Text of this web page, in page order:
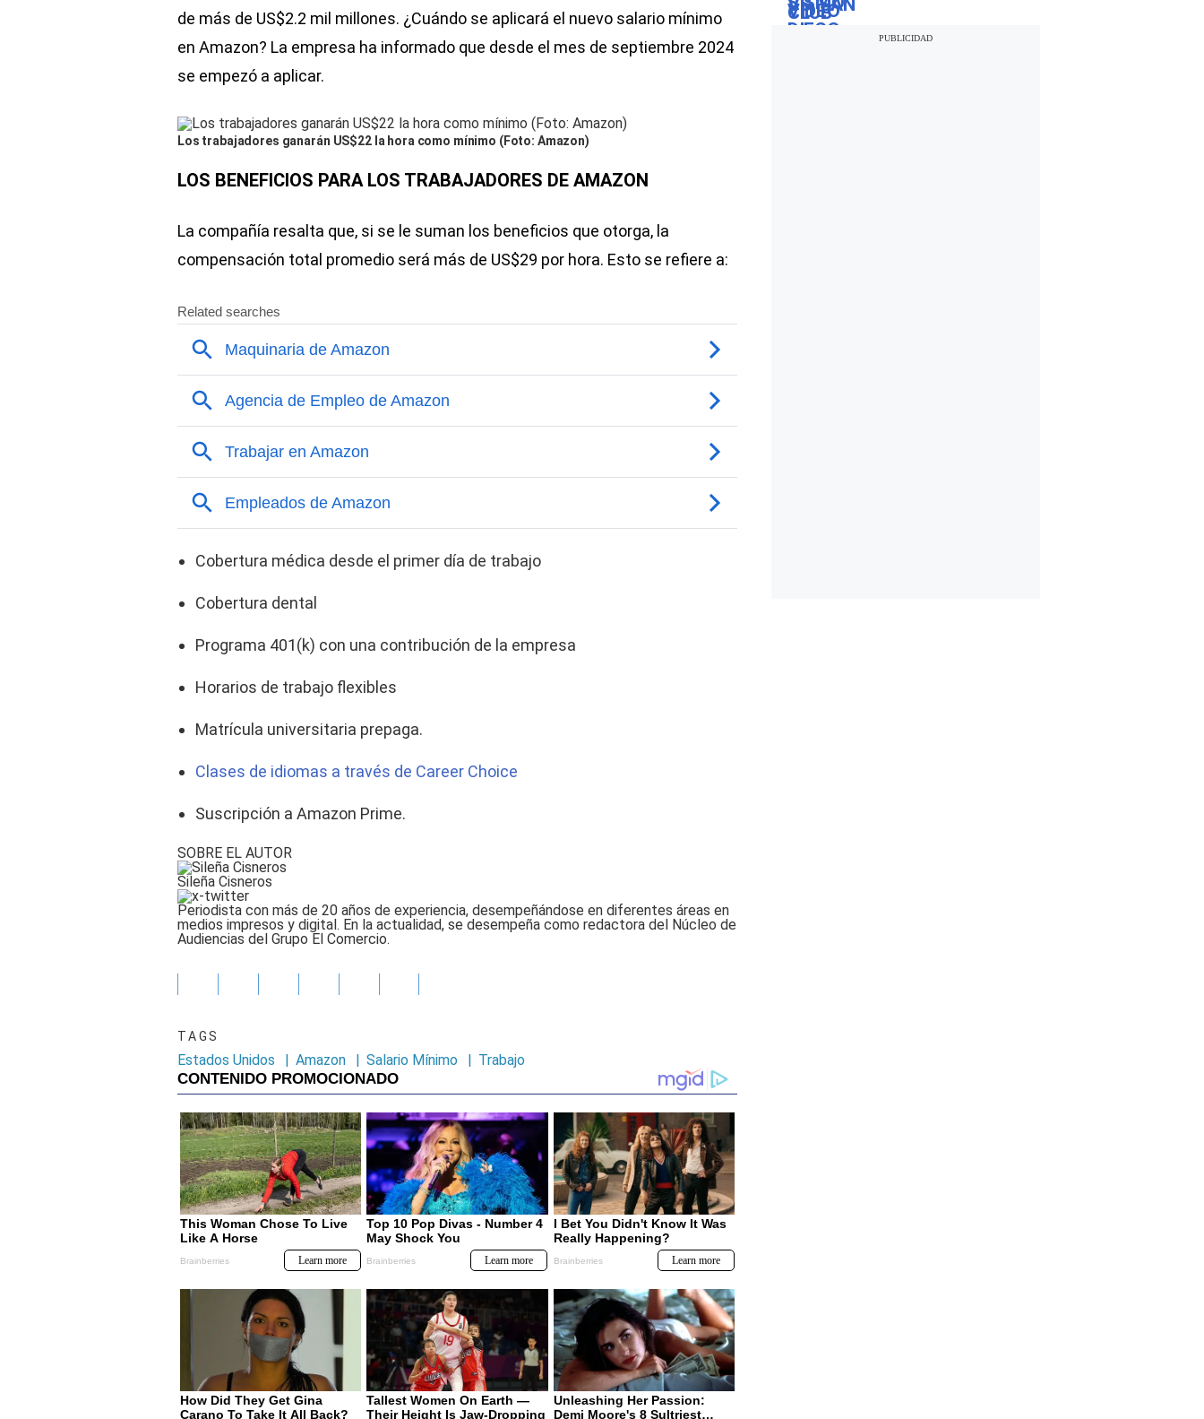
de más de US$2.2 mil millones. ¿Cuándo se aplicará el nuevo salario mínimo
en Amazon? La empresa ha informado que desde el mes de septiembre 2024
se empezó a aplicar.
Los trabajadores ganarán US$22 la hora como mínimo (Foto: Amazon)
LOS BENEFICIOS PARA LOS TRABAJADORES DE AMAZON
La compañía resalta que, si se le suman los beneficios que otorga, la
compensación total promedio será más de US$29 por hora. Esto se refiere a:
Cobertura médica desde el primer día de trabajo
Cobertura dental
Programa 401(k) con una contribución de la empresa
Horarios de trabajo flexibles
Matrícula universitaria prepaga.
Clases de idiomas a través de Career Choice
Suscripción a Amazon Prime.
SOBRE EL AUTOR
Sileña Cisneros
Periodista con más de 20 años de experiencia, desempeñándose en diferentes áreas en
medios impresos y digital. En la actualidad, se desempeña como redactora del Núcleo de
Audiencias del Grupo El Comercio.
TAGS
Estados Unidos | Amazon | Salario Mínimo | Trabajo
y México?